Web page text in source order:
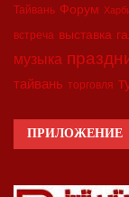
Тайвань Форум
встреча выставка
музыка
тайвань торговля
ПРИЛОЖЕНИЕ